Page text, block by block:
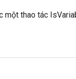
một thao tác